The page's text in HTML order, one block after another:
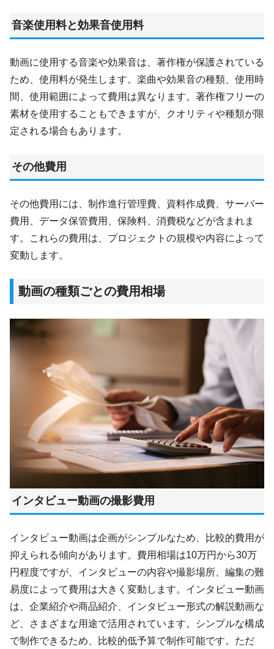
音楽使用料と効果音使用料
動画に使用する音楽や効果音は、著作権が保護されている
ため、使用料が発生します。楽曲や効果音の種類、使用時
間、使用範囲によって費用は異なります。著作権フリーの
素材を使用することもできますが、クオリティや種類が限
定される場合もあります。
その他費用
その他費用には、制作進行管理費、資料作成費、サーバー
費用、データ保管費用、保険料、消費税などが含まれま
す。これらの費用は、プロジェクトの規模や内容によって
変動します。
動画の種類ごとの費用相場
インタビュー動画の撮影費用
インタビュー動画は企画がシンプルなため、比較的費用が
抑えられる傾向があります。費用相場は10万円から30万
円程度ですが、インタビューの内容や撮影場所、編集の難
易度によって費用は大きく変動します。インタビュー動画
は、企業紹介や商品紹介、インタビュー形式の解説動画な
ど、さまざまな用途で活用されています。シンプルな構成
で制作できるため、比較的低予算で制作可能です。ただ